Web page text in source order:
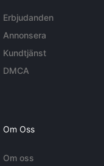
Erbjudanden
Annonsera
Kundtjänst
DMCA
Om Oss
Om oss